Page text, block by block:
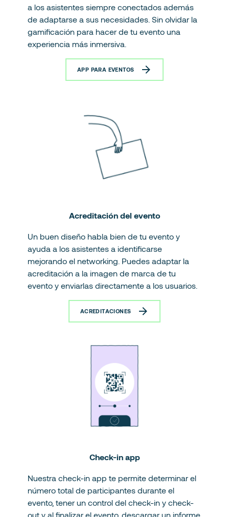
a los asistentes siempre conectados además
de adaptarse a sus necesidades. Sin olvidar la
gamificación para hacer de tu evento una
experiencia más inmersiva.
APP PARA EVENTOS
Acreditación del evento
Un buen diseño habla bien de tu evento y
ayuda a los asistentes a identificarse
mejorando el networking. Puedes adaptar la
acreditación a la imagen de marca de tu
evento y enviarlas directamente a los usuarios.
ACREDITACIONES
Check-in app
Nuestra check-in app te permite determinar el
número total de participantes durante el
evento, tener un control del check-in y check-
out y al finalizar el evento, descargar un informe